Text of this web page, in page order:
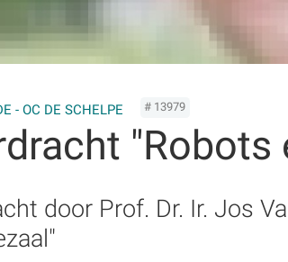
- OC DE SCHELPE # 13979
"Robots
door Prof. Dr. Ir. Jos